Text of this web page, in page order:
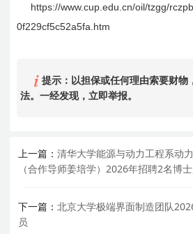
https://www.cup.edu.cn/oil/tzgg/
0f229cf5c52a5fa.htm
提示：以担保或任何理由索要财物
法。一经发现，立即举报。
上一篇：清华大学能源与动力工程系动
（合作导师姜培学）2026年招聘2名博
下一篇：北京大学极端界面制造团队
员